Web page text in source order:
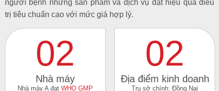
người bệnh những sản phẩm và dịch vụ đạt hiệu quả điều
trị tiêu chuẩn cao với mức giá hợp lý.
02
Nhà máy
Nhà máy A đạt WHO GMP
02
Địa điểm kinh doanh
Trụ sở chính: Đồng Nai